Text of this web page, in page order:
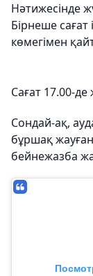
Нәтижесінде
Бірнеше
көмегімен
Сағат 17.00-де
Сондай-ақ,
бұршақ
бейнежазба